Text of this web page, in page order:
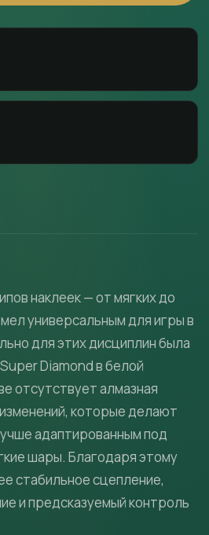
наклеек — от мягких до
универсальным для игры в
для этих дисциплин была
Diamond в белой
отсутствует алмазная
которые делают
адаптированным под
шары. Благодаря этому
стабильное сцепление,
и предсказуемый контроль